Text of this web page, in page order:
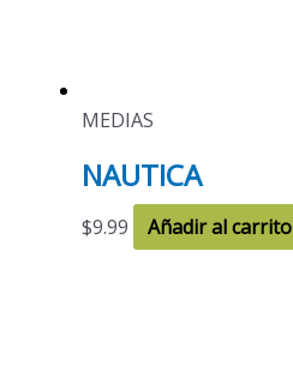
MEDIAS
NAUTICA
$9.99 Añadir al carrito